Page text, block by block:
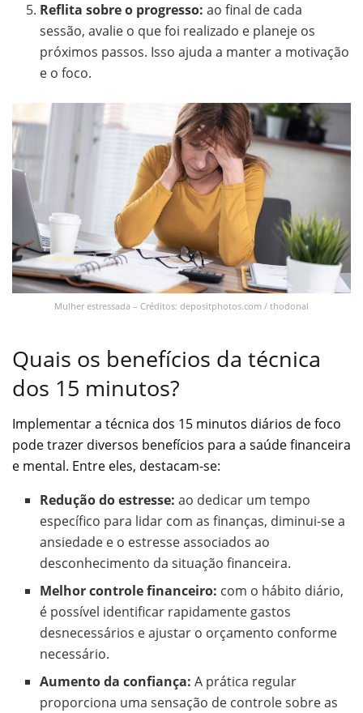
Reflita sobre o progresso: ao final de cada
sessão, avalie o que foi realizado e planeje os
próximos passos. Isso ajuda a manter a motivação
e o foco.
Mulher estressada – Créditos: depositphotos.com / thodonal
Quais os benefícios da técnica
dos 15 minutos?
Implementar a técnica dos 15 minutos diários de foco
pode trazer diversos benefícios para a saúde financeira
e mental. Entre eles, destacam-se:
Redução do estresse: ao dedicar um tempo
específico para lidar com as finanças, diminui-se a
ansiedade e o estresse associados ao
desconhecimento da situação financeira.
Melhor controle financeiro: com o hábito diário,
é possível identificar rapidamente gastos
desnecessários e ajustar o orçamento conforme
necessário.
Aumento da confiança: A prática regular
proporciona uma sensação de controle sobre as